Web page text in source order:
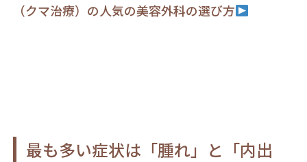
（クマ治療）の人気の美容外科の選び方
最も多い症状は「腫れ」と「内出